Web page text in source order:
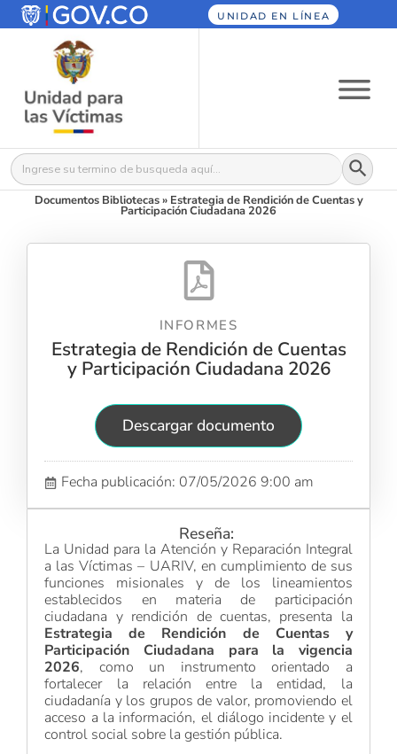
UNIDAD EN LÍNEA
Buscar: Botón
Documentos Bibliotecas» Estrategia de Rendición de Cuentas y
Participación Ciudadana 2026
INFORMES
Estrategia de Rendición de Cuentas
y Participación Ciudadana 2026
Descargar documento
Fecha publicación: 07/05/2026 9:00 am
Reseña:
La Unidad para la Atención y Reparación Integral
a las Víctimas – UARIV, en cumplimiento de sus
funciones misionales y de los lineamientos
establecidos en materia de participación
ciudadana y rendición de cuentas, presenta la
Estrategia de Rendición de Cuentas y
Participación Ciudadana para la vigencia
2026, como un instrumento orientado a
fortalecer la relación entre la entidad, la
ciudadanía y los grupos de valor, promoviendo el
acceso a la información, el diálogo incidente y el
control social sobre la gestión pública.